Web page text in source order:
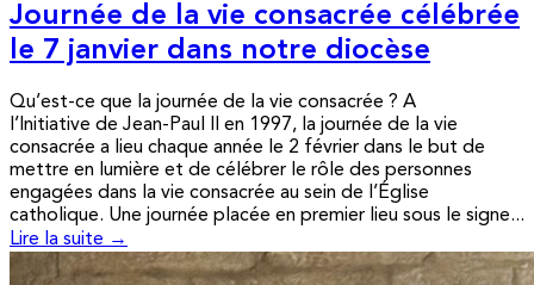
Journée de la vie consacrée célébrée
le 7 janvier dans notre diocèse
Qu’est-ce que la journée de la vie consacrée ? A
l’Initiative de Jean-Paul II en 1997, la journée de la vie
consacrée a lieu chaque année le 2 février dans le but de
mettre en lumière et de célébrer le rôle des personnes
engagées dans la vie consacrée au sein de l’Église
catholique. Une journée placée en premier lieu sous le signe...
Lire la suite →